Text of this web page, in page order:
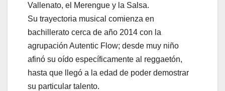
Vallenato, el Merengue y la Salsa.
Su trayectoria musical comienza en
bachillerato cerca de año 2014 con la
agrupación Autentic Flow; desde muy niño
afinó su oído específicamente al reggaetón,
hasta que llegó a la edad de poder demostrar
su particular talento.